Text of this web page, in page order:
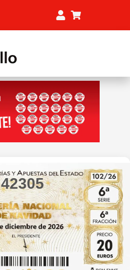
42305